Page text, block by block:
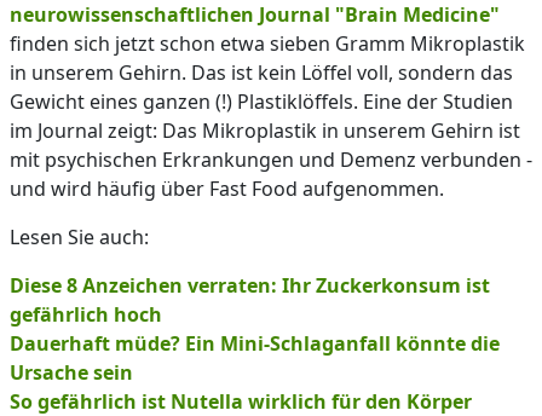
neurowissenschaftlichen Journal "Brain Medicine"
finden sich jetzt schon etwa sieben Gramm Mikroplastik
in unserem Gehirn. Das ist kein Löffel voll, sondern das
Gewicht eines ganzen (!) Plastiklöffels. Eine der Studien
im Journal zeigt: Das Mikroplastik in unserem Gehirn ist
mit psychischen Erkrankungen und Demenz verbunden -
und wird häufig über Fast Food aufgenommen.
Lesen Sie auch:
Diese 8 Anzeichen verraten: Ihr Zuckerkonsum ist
gefährlich hoch
Dauerhaft müde? Ein Mini-Schlaganfall könnte die
Ursache sein
So gefährlich ist Nutella wirklich für den Körper